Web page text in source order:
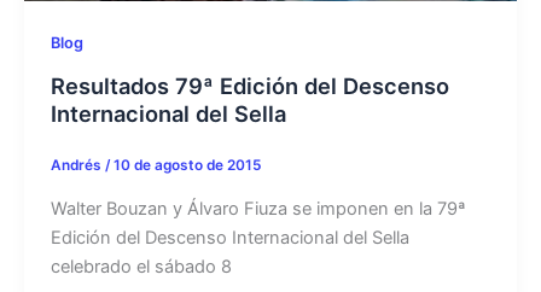
Blog
Resultados 79ª Edición del Descenso
Internacional del Sella
Andrés /10 de agosto de 2015
Walter Bouzan y Álvaro Fiuza se imponen en la 79ª
Edición del Descenso Internacional del Sella
celebrado el sábado 8